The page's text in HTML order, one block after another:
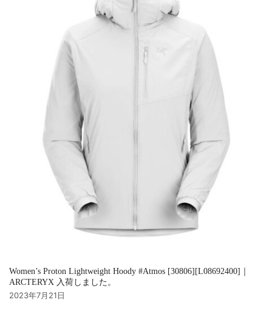
Women’s Proton Lightweight Hoody #Atmos [30806][L08692400]｜
ARCTERYX 入荷しました。
2023年7月21日